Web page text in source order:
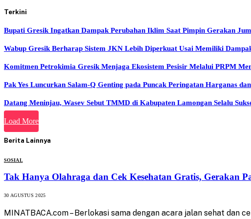
Terkini
Bupati Gresik Ingatkan Dampak Perubahan Iklim Saat Pimpin Gerakan
Wabup Gresik Berharap Sistem JKN Lebih Diperkuat Usai Memiliki
Komitmen Petrokimia Gresik Menjaga Ekosistem Pesisir Melalui PRPM
Pak Yes Luncurkan Salam-Q Genting pada Puncak Peringatan Harganas
Datang Meninjau, Wasev Sebut TMMD di Kabupaten Lamongan Selalu
Load More
Berita Lainnya
SOSIAL
Tak Hanya Olahraga dan Cek Kesehatan Gratis, Gerakan
30 AGUSTUS 2025
MINATBACA.com – Berlokasi sama dengan acara jalan sehat dan